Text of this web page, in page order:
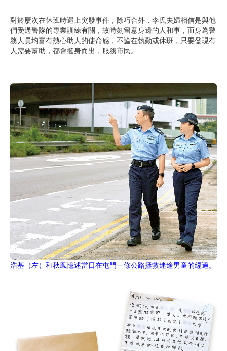
對於屢次在休班時遇上突發事件，除巧合外，李氏夫婦相信是與他
們受過警隊的專業訓練有關，故時刻留意身邊的人和事，而身為警
務人員均富有熱心助人的使命感，不論在執勤或休班，只要發現有
人需要幫助，都會挺身而出，服務市民。
浩基（左）和秋鳳憶述當日在屯門一條公路拯救迷途男童的經過。